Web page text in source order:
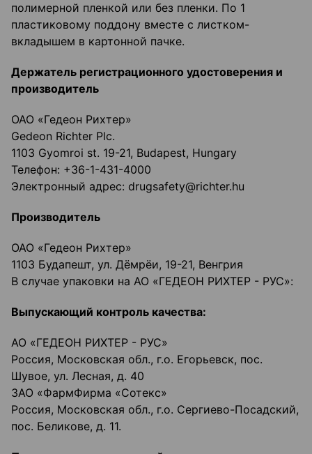
полимерной пленкой или без пленки. По 1
пластиковому поддону вместе с листком-
вкладышем в картонной пачке.
Держатель регистрационного удостоверения и
производитель
ОАО «Гедеон Рихтер»
Gedeon Richter Plc.
1103 Gyomroi st. 19-21, Budapest, Hungary
Телефон: +36-1-431-4000
Электронный адрес: drugsafety@richter.hu
Производитель
ОАО «Гедеон Рихтер»
1103 Будапешт, ул. Дёмрёи, 19-21, Венгрия
В случае упаковки на АО «ГЕДЕОН РИХТЕР - РУС»:
Выпускающий контроль качества:
АО «ГЕДЕОН РИХТЕР - РУС»
Россия, Московская обл., г.о. Егорьевск, пос.
Шувое, ул. Лесная, д. 40
ЗАО «ФармФирма «Сотекс»
Россия, Московская обл., г.о. Сергиево-Посадский,
пос. Беликове, д. 11.